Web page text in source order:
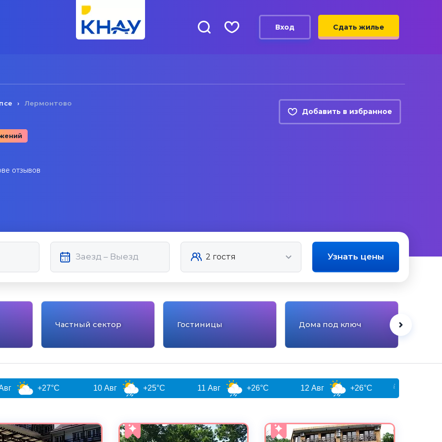
Вход Сдать жилье
Лермонтово
Добавить в избранное
отзывов
Узнать цены
Частный сектор Гостиницы Дома под ключ
10 Авг +25°C 11 Авг +26°C 12 Авг +26°C 13 Авг
5.0 Чистота Великолепно 4.7 Чистота Отлично 5.0